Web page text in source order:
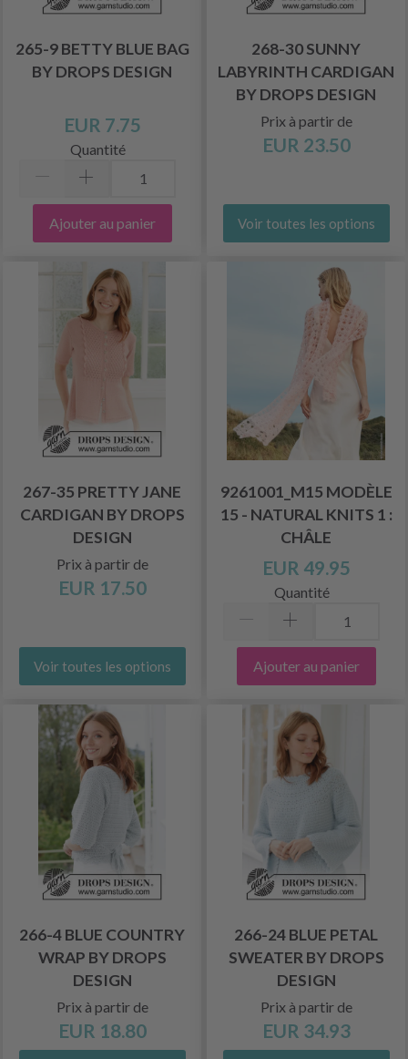
265-9 BETTY BLUE BAG
BY DROPS DESIGN
EUR 7.75
Quantité
Ajouter au panier
268-30 SUNNY
LABYRINTH CARDIGAN
BY DROPS DESIGN
Prix à partir de
EUR 23.50
Voir toutes les options
267-35 PRETTY JANE
CARDIGAN BY DROPS
DESIGN
Prix à partir de
EUR 17.50
Voir toutes les options
9261001_M15 MODÈLE
15 - NATURAL KNITS 1 :
CHÂLE
EUR 49.95
Quantité
Ajouter au panier
266-4 BLUE COUNTRY
WRAP BY DROPS
DESIGN
Prix à partir de
EUR 18.80
266-24 BLUE PETAL
SWEATER BY DROPS
DESIGN
Prix à partir de
EUR 34.93